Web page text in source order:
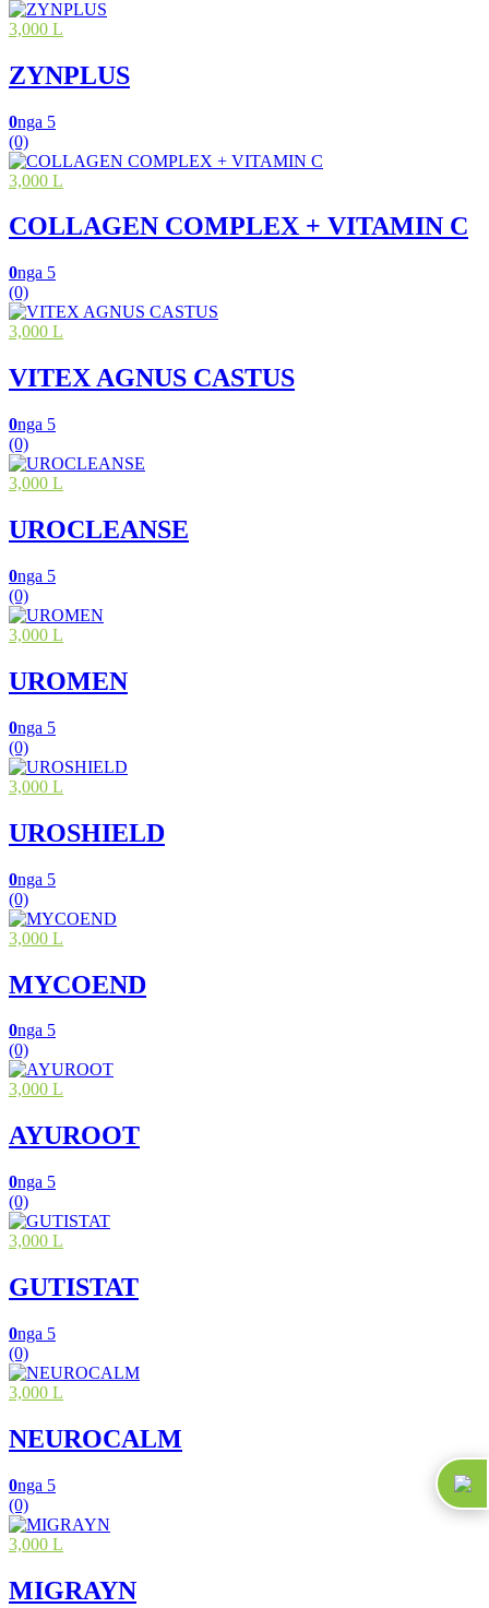
3,000 L
ZYNPLUS
0nga 5
(0)
3,000 L
COLLAGEN COMPLEX + VITAMIN C
0nga 5
(0)
3,000 L
VITEX AGNUS CASTUS
0nga 5
(0)
3,000 L
UROCLEANSE
0nga 5
(0)
3,000 L
UROMEN
0nga 5
(0)
3,000 L
UROSHIELD
0nga 5
(0)
3,000 L
MYCOEND
0nga 5
(0)
3,000 L
AYUROOT
0nga 5
(0)
3,000 L
GUTISTAT
0nga 5
(0)
3,000 L
NEUROCALM
0nga 5
(0)
3,000 L
MIGRAYN